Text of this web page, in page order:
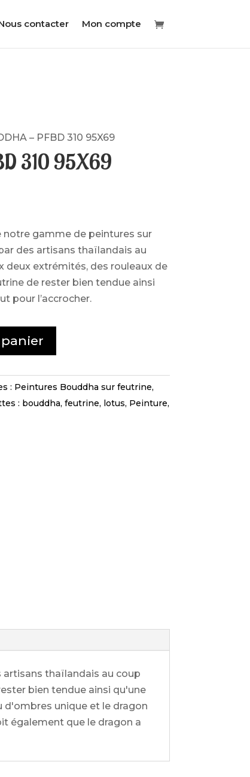
contacter Mon compte
– PFBD 310 95X69
310 95X69
gamme de peintures sur
des artisans thaïlandais au
deux extrémités, des rouleaux de
de rester bien tendue ainsi
pour l’accrocher.
: Peintures Bouddha sur feutrine,
: bouddha, feutrine, lotus, Peinture,
thaïlandais au coup
bien tendue ainsi qu'une
d'ombres unique et le dragon
également que le dragon a